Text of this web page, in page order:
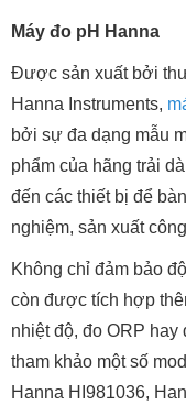
Máy đo pH Hanna
Được sản xuất bởi
Hanna Instruments,
bởi sự đa dạng mẫu
phẩm của hãng trải
đến các thiết bị để
nghiệm, sản xuất
Không chỉ đảm bảo
còn được tích hợp
nhiệt độ, đo ORP hay
tham khảo một số
Hanna HI981036,